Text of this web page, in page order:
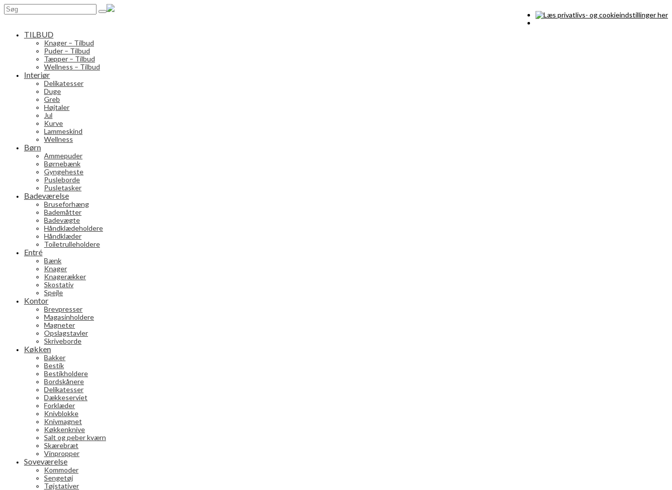
Search
for:
TILBUD
Knager – Tilbud
Puder – Tilbud
Tæpper – Tilbud
Wellness – Tilbud
Interiør
Delikatesser
Duge
Greb
Højtaler
Jul
Kurve
Lammeskind
Wellness
Børn
Ammepuder
Børnebænk
Gyngeheste
Pusleborde
Pusletasker
Badeværelse
Bruseforhæng
Bademåtter
Badevægte
Håndklædeholdere
Håndklæder
Toiletrulleholdere
Entré
Bænk
Knager
Knagerækker
Skostativ
Spejle
Kontor
Brevpresser
Magasinholdere
Magneter
Opslagstavler
Skriveborde
Køkken
Bakker
Bestik
Bestikholdere
Bordskånere
Delikatesser
Dækkeserviet
Forklæder
Knivblokke
Knivmagnet
Køkkenknive
Salt og peber kværn
Skærebræt
Vinpropper
Soveværelse
Kommoder
Sengetøj
Tøjstativer